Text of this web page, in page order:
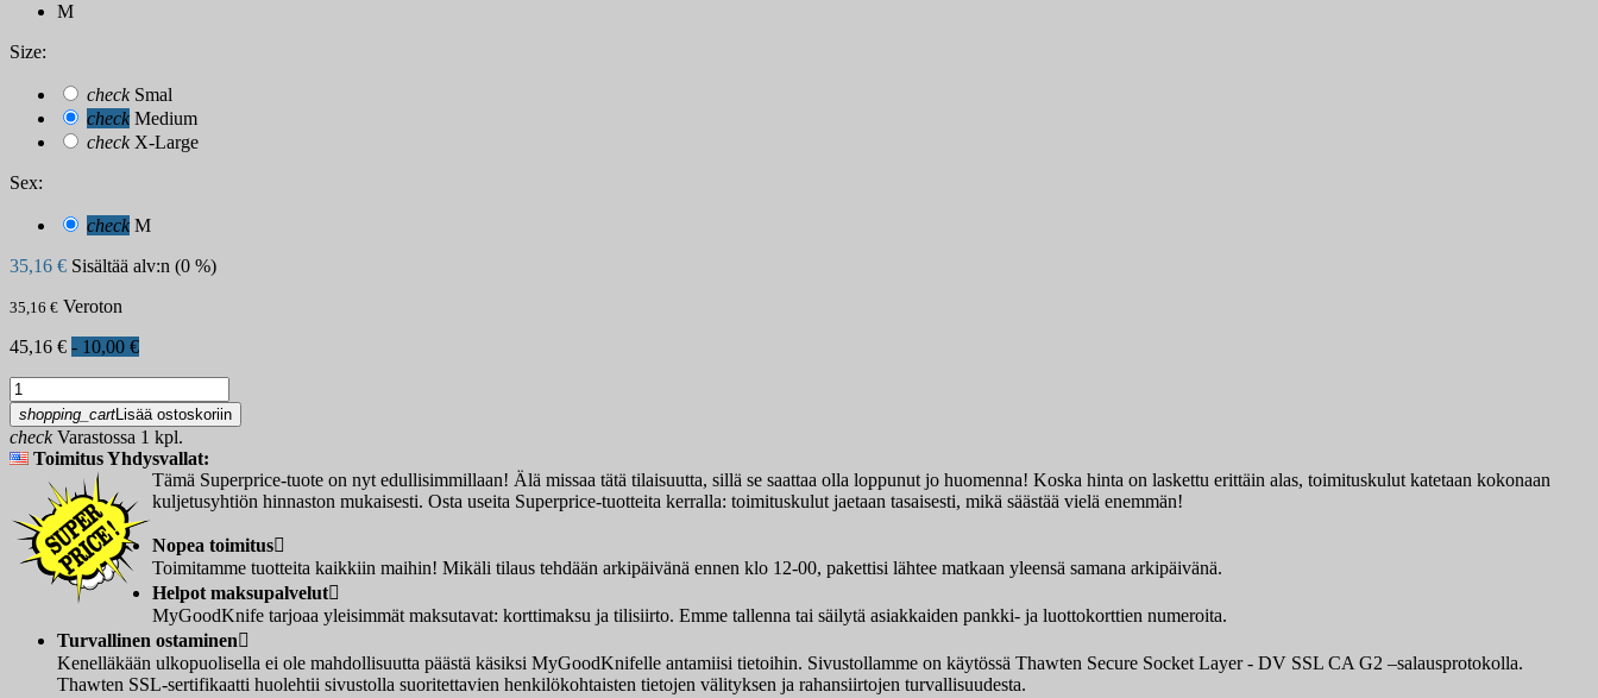
M
Size:
check Smal
check Medium
check X-Large
Sex:
check M
35,16 € Sisältää alv:n (0 %)
35,16 € Veroton
45,16 € - 10,00 €
shopping_cartLisää ostoskoriin
checkVarastossa 1 kpl.
Toimitus Yhdysvallat:
Tämä Superprice-tuote on nyt edullisimmillaan! Älä missaa tätä tilaisuutta, sillä se saattaa olla loppunut jo huomenna! Koska hinta on laskettu erittäin alas, toimituskulut katetaan kokonaan
kuljetusyhtiön hinnaston mukaisesti. Osta useita Superprice-tuotteita kerralla: toimituskulut jaetaan tasaisesti, mikä säästää vielä enemmän!
Nopea toimitus
Toimitamme tuotteita kaikkiin maihin! Mikäli tilaus tehdään arkipäivänä ennen klo 12-00, pakettisi lähtee matkaan yleensä samana arkipäivänä.
Helpot maksupalvelut
MyGoodKnife tarjoaa yleisimmät maksutavat: korttimaksu ja tilisiirto. Emme tallenna tai säilytä asiakkaiden pankki- ja luottokorttien numeroita.
Turvallinen ostaminen
Kenelläkään ulkopuolisella ei ole mahdollisuutta päästä käsiksi MyGoodKnifelle antamiisi tietoihin. Sivustollamme on käytössä Thawten Secure Socket Layer - DV SSL CA G2 –salausprotokolla.
Thawten SSL-sertifikaatti huolehtii sivustolla suoritettavien henkilökohtaisten tietojen välityksen ja rahansiirtojen turvallisuudesta.